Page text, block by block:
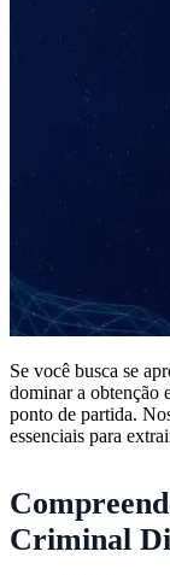
Se você busca se
dominar a obtenção
ponto de partida.
essenciais para
Criminal